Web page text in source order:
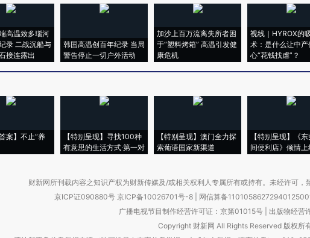
高温致多瑙河
录 二战沉船与
接连露出
韩国高温创百年纪录 当局
警告停止一切户外活动
加沙上百万流离失所者困
于“塑料烤箱” 高温引发健
康危机
视线｜HYROX的
术：是什么让中产
心“花钱找虐”？
案】不止“养
【特别呈现】寻找100种
有意思的生活方式·第一对
【特别呈现】澳门全力探
索葡语国家新渠道
【特别呈现】《
间便利店》倾情上
财新网所刊载内容之知识产权为财新传媒及/或相关权利人专属所有或持有。未经许可，
京ICP证090880号 京ICP备10026701号-8 网信算备
广播电视节目制作经营许可证：京第01015号| 出版物经营
Copyright 财新网 All Rights Reserved 版权所